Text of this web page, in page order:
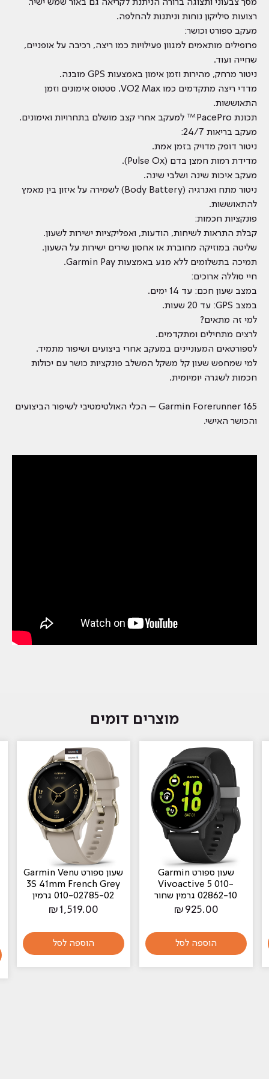
מסך צבעוני ותצוגה ברורה הניתנת לקריאה גם באור שמש ישיר.
רצועות סיליקון נוחות וניתנות להחלפה.
מעקב ספורט וכושר:
פרופילים מותאמים למגוון פעילויות כמו ריצה, רכיבה על אופניים,
שחייה ועוד.
ניטור מרחק, מהירות וזמן אימון באמצעות GPS מובנה.
מדדי ריצה מתקדמים כמו VO2 Max, סטטוס אימונים וזמן
התאוששות.
תכונת PacePro™ למעקב אחרי קצב מושלם בתחרויות ואימונים.
מעקב בריאות 24/7:
ניטור דופק מדויק בזמן אמת.
מדידת רמות חמצן בדם (Pulse Ox).
מעקב איכות שינה ושלבי שינה.
ניטור מתח ואנרגיה (Body Battery) לשמירה על איזון בין מאמץ
להתאוששות.
פונקציות חכמות:
קבלת התראות לשיחות, הודעות, ואפליקציות ישירות לשעון.
שליטה במוזיקה מחוברת או אחסון שירים ישירות על השעון.
תמיכה בתשלומים ללא מגע באמצעות Garmin Pay.
חיי סוללה ארוכים:
במצב שעון חכם: עד 14 ימים.
במצב GPS: עד 20 שעות.
למי זה מתאים?
לרצים מתחילים ומתקדמים.
לספורטאים המעוניינים במעקב אחרי ביצועים ושיפור מתמיד.
למי שמחפש שעון קל משקל המשלב פונקציות כושר עם יכולות
חכמות לשגרה יומיומית.
Garmin Forerunner 165 – הכלי האולטימטיבי לשיפור הביצועים
והכושר האישי.
מוצרים דומים
‏שעון ספורט Garmin
Vivoactive 5 010-
02862-10 גרמין שחור
₪925.00
הוספה לסל
‏שעון ספורט Garmin Venu
3S 41mm French Grey
010-02785-02 גרמין
₪1,519.00
הוספה לסל